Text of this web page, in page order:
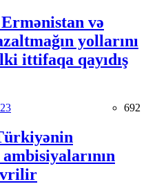
və
yollarını
ittifaqa qayıdış
692